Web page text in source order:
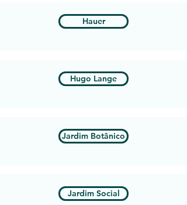
Hauer
Hugo Lange
Jardim Botânico
Jardim Social